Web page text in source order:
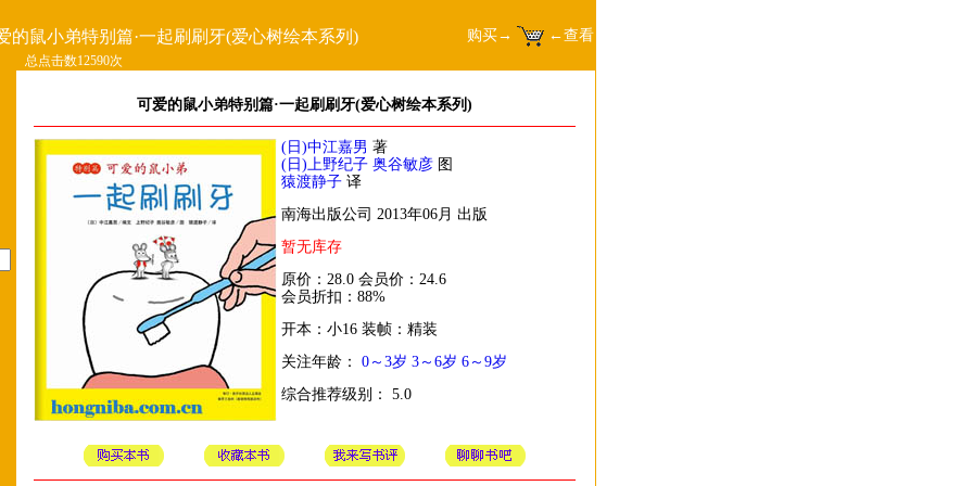
的鼠小弟特别篇·一起刷刷牙(爱心树绘本系列) 购买→ ←查看
总点击数12590次
可爱的鼠小弟特别篇·一起刷刷牙(爱心树绘本系列)
(日)中江嘉男 著
(日)上野纪子 奥谷敏彦 图
猿渡静子 译
南海出版公司 2013年06月 出版
暂无库存
原价：28.0 会员价：24.6
会员折扣：88%
开本：小16 装帧：精装
关注年龄： 0～3岁 3～6岁 6～9岁
综合推荐级别： 5.0